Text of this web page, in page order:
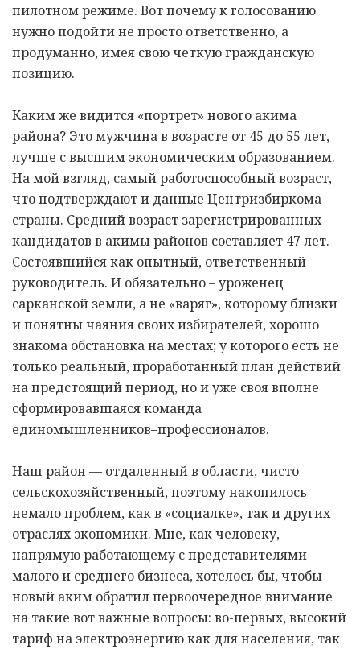
пилотном режиме. Вот почему к голосованию
нужно подойти не просто ответственно, а
продуманно, имея свою четкую гражданскую
позицию.
Каким же видится «портрет» нового акима
района? Это мужчина в возрасте от 45 до 55 лет,
лучше с высшим экономическим образованием.
На мой взгляд, самый работоспособный возраст,
что подтверждают и данные Центризбиркома
страны. Средний возраст зарегистрированных
кандидатов в акимы районов составляет 47 лет.
Состоявшийся как опытный, ответственный
руководитель. И обязательно – уроженец
сарканской земли, а не «варяг», которому близки
и понятны чаяния своих избирателей, хорошо
знакома обстановка на местах; у которого есть не
только реальный, проработанный план действий
на предстоящий период, но и уже своя вполне
сформировавшаяся команда
единомышленников–профессионалов.
Наш район — отдаленный в области, чисто
сельскохозяйственный, поэтому накопилось
немало проблем, как в «социалке», так и других
отраслях экономики. Мне, как человеку,
напрямую работающему с представителями
малого и среднего бизнеса, хотелось бы, чтобы
новый аким обратил первоочередное внимание
на такие вот важные вопросы: во-первых, высокий
тариф на электроэнергию как для населения, так